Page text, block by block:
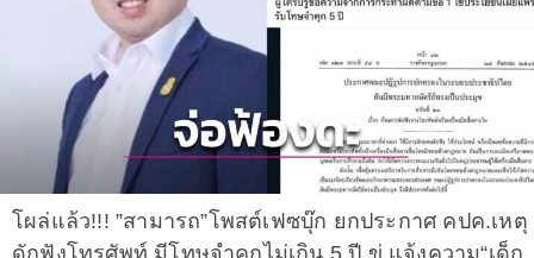
โผล่แล้ว!!! ”สามารถ”โพสต์เฟซบุ๊ก ยกประกาศ คปค.เหตุ